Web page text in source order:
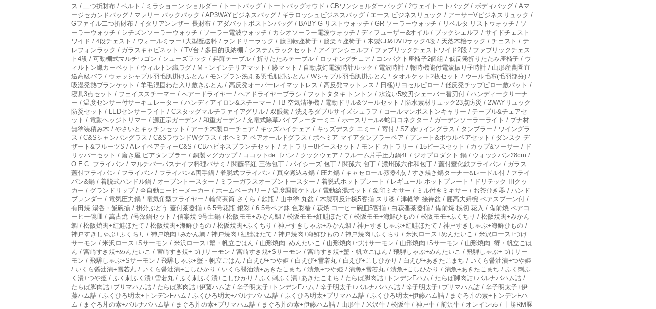
ス / 二つ折財布 / ベルト / ミラショーン ショルダー / トートバッグ / トートバッグオウド / CBワンショルダーバッグ / 2ウェイトートバッグ / ボディバッグ / Aマ
ージセカンドバッグ / マレリー バックパック / AP3WAYビジネスバッグ / ギラロッシュビジネスバッグ / エース ビジネスリュック / アーサーVビジネスリュック /
Gファイル二つ折財布 / イタリアンレザー 長財布 / アダバットボストンバッグ / BABY-G リストウォッチ / GR ソーラーウォッチ / リベルタ リストウォッチ / ソ
ーラーウォッチ / シチズンソーラーウォッチ / ソーラー電波ウォッチ / カシオソーラー電波ウォッチ / ディフューザー&オイル / ブックシェルフ / サイドチェスト
ワイド / 4段チェスト / ウォールミラー+大型配送料 / ランドリーラック / 籐回転座椅子 / 籐楽々座椅子 / 木製CD&DVDラック4段 / 天然木桧ラック / チェスト / テ
レフォンラック / ガラスキャビネット / TV台 / 多目的収納棚 / システムラックセット / アイアンシェルフ / ファブリックチェストワイド2段 / ファブリックチェス
ト4段 / 可動棚式マルチワゴン / シューズラック / 昇降テーブル / 折りたたみテーブル / ロッキングチェア / コンパクト座椅子2個組 / 低反発折りたたみ座椅子 / ウ
ィルトン織カーペット / ウィルトン織ラグ / Mトンインテリアマット / 籐マット / 自動点灯電波時計ルック / 電波時計 / 報時機能付電波振り子時計 / 山形産農園直
送高級バラ / ウォッシャブル羽毛肌掛けふとん / モンブラン洗える羽毛肌掛ふとん / Wシャブル羽毛肌掛ふとん / タオルケット2枚セット / ウール毛布(毛羽部分) /
吸湿発熱ブランケット / 羊毛混固わた入り敷きふとん / 高反発オーバーレイマットレス / 高反発マットレス / 日極)リヨセルピロー / 低反発チップピロー敷パット /
寝具3点セット / フェイススチーマー / ヘアードライヤー / ヘアドライヤーブラシ / フットタタキ トントン / 水洗い5枚刃シェーバー替刃付 / ハンディークリーナ
ー / 温度センサー付サーキュレーター / ハンディアイロン&スチーマー / TB 空気清浄機 / 電動ドリル&ツールセット / 防水素材リュック23点防災 / 2WAYリュック
防災セット / LEDセンサーライト / Cスタッグマルチファイアグリル / 双眼鏡 / 洗えるダブルサイズシュラフ / コールマンボストンキャリー / テーブル&チェアセ
ット / 電動ヘッジトリマー / 源正宗ガーデン / 和重ガーデン / 充電式除草バイブレーターミニ / ホースリール&蛇口コネクター / ガーデンソーラーライト / ブナ材
無塗装積み木 / やさいとキッチンセット / アーチ木製ローチェア / キッズハイチェア / キッズデスク エミー / 寄付 / SZ 赤ワイングラス / タンブラー / ワイングラ
ス / C&Sシャンパングラス / C&SラウンドWグラス / ボヘミア ペアオールドグラス / ボヘミア マイアタンブラーペア / プレート&ボウルペアセット / ダンスク デ
ザート&フルーツS / AレイペアティーC&S / CBハピネスブランチセット / カトラリー8ピースセット / モンド カトラリー / 15ピースセット / カップ&ソーサー / ド
リッパーセット / 磨き屋 ビアタンブラー / 銅製マグカップ / ココットdeゴハン / クックウェア / フルーム片手圧力鍋4L / ジオプロダクト 鍋 / ウォックパン28cm /
O.E.C. フライパン / マルチパーパスナイフ料理バサミ / 関藤平紅 三徳包丁 / パイシーズ 包丁 / 関孫六 包丁 / 濃州孫六作和包丁 / 蓋付窒化鉄フライパン / ガラス
蓋付フライパン / フライパン / フライパン&両手鍋 / 着脱式フライパン / 真空煮込み鍋 / 圧力鍋 / キャセロール蒸器4点 / すき焼き鍋ターナー&レードル付 / フライ
パン&鍋 / 着脱式ハンドル鍋 / オーブントースター / ミラーガラスオーブントースター / 着脱式ホットプレート / レギュール ホットプレート / ドリテック IHクッ
カー / グランドリップ / 全自動コーヒーメーカー / ホームベーカリー / 温度調節ケトル / 電動給湯ポット / 象印ミキサー / ミル付きミキサー / お茶ひき器 / ハンド
ブレンダー / 電気圧力鍋 / 電気角型フライヤー / 輪筒茶筒 さくら / 鉄瓶 / 山中塗 丸盆 / 木製羽反汁椀5客揃 スリ漆 / 津軽塗 接待盆 / 腰高夫婦椀 ペアスプーン付 /
有田焼 湯呑・飯碗揃 / 掛分ぶどう 蓋付茶器揃 / 6.5号花瓶 銀彩 / 6.5号ペア鉢 色彩椿 / 萩焼 コーヒー碗皿5客揃 / 白萩番茶器揃 / 備前焼 桟切 花入 / 備前焼 ペアコ
ーヒー碗皿 / 萬古焼 7号深鍋セット / 信楽焼 9号土鍋 / 松阪モモ+みかん鯛 / 松阪モモ+紅鮭ほたて / 松阪モモ+海鮮ひもの / 松阪モモ+ふくちり / 松阪焼肉+みかん
鯛 / 松阪焼肉+紅鮭ほたて / 松阪焼肉+海鮮ひもの / 松阪焼肉+ふくちり / 神戸すきしゃぶ+みかん鯛 / 神戸すきしゃぶ+紅鮭ほたて / 神戸すきしゃぶ+海鮮ひもの /
神戸すきしゃぶ+ふくちり / 神戸焼肉+みかん鯛 / 神戸焼肉+紅鮭ほたて / 神戸焼肉+海鮮ひもの / 神戸焼肉+ふくちり / 米沢ロース+めんたいこ / 米沢ロース+づけ
サーモン / 米沢ロース+Sサーモン / 米沢ロース+蟹・帆立ごはん / 山形焼肉+めんたいこ / 山形焼肉+づけサーモン / 山形焼肉+Sサーモン / 山形焼肉+蟹・帆立ごは
ん / 宮崎すき焼+めんたいこ / 宮崎すき焼+づけサーモン / 宮崎すき焼+Sサーモン / 宮崎すき焼+蟹・帆立ごはん / 飛騨しゃぶ+めんたいこ / 飛騨しゃぶ+づけサー
モン / 飛騨しゃぶ+Sサーモン / 飛騨しゃぶ+蟹・帆立ごはん / 白えび+つや姫 / 白えび+雪若丸 / 白えび+こしひかり / 白えび+あきたこまち / いくら醤油漬+つや姫
/ いくら醤油漬+雪若丸 / いくら醤油漬+こしひかり / いくら醤油漬+あきたこまち / 漬魚+つや姫 / 漬魚+雪若丸 / 漬魚+こしひかり / 漬魚+あきたこまち / ふく刺ふ
く漬+つや姫 / ふく刺ふく漬+雪若丸 / ふく刺ふく漬+こしひかり / ふく刺ふく漬+あきたこまち / たらば脚肉詰+トンデンFハム / たらば脚肉詰+バルナバハム詰 /
たらば脚肉詰+プリマハム詰 / たらば脚肉詰+伊藤ハム詰 / 辛子明太子+トンデンFハム / 辛子明太子+バルナバハム詰 / 辛子明太子+プリマハム詰 / 辛子明太子+伊
藤ハム詰 / ふくひろ明太+トンデンFハム / ふくひろ明太+バルナバハム詰 / ふくひろ明太+プリマハム詰 / ふくひろ明太+伊藤ハム詰 / まぐろ丼の素+トンデンFハ
ム / まぐろ丼の素+バルナバハム詰 / まぐろ丼の素+プリマハム詰 / まぐろ丼の素+伊藤ハム詰 / 山形牛 / 米沢牛 / 松阪牛 / 神戸牛 / 前沢牛 / オレイン55 / 十勝RM豚